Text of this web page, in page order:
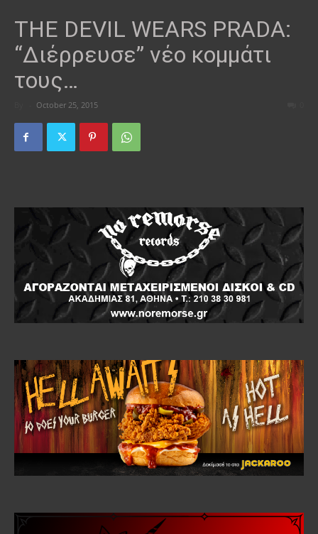
THE DEVIL WEARS PRADA:
“Διέρρευσε” νέο κομμάτι
τους…
October 25, 2015